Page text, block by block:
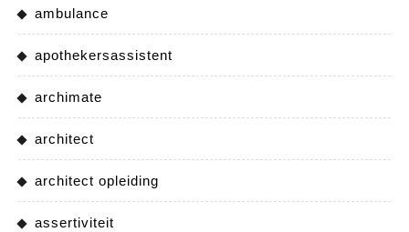
ambulance
apothekersassistent
archimate
architect
architect opleiding
assertiviteit